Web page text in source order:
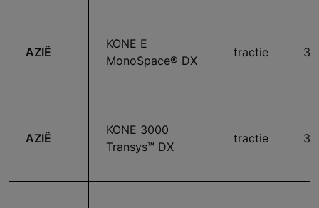
AZIË
KONE E
MonoSpace® DX
tractie
AZIË
KONE 3000
Transys™ DX
tractie